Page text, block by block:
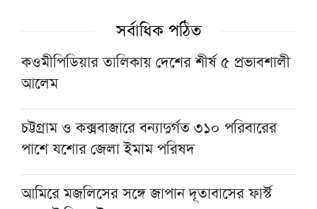
হজযাত্রীদের জন্য নতুন ছাতার নকশা আহ্বান সৌদি
হজ ও ওমরাহ মন্ত্রণালয়ের
আমিরে মজলিসের ‘জুলাই কেন আমাদের লড়াই?’
বইয়ের মোড়ক উন্মোচন
‘মানবরচিত তন্ত্রমন্ত্রে জুলাইয়ের প্রত্যাশা বাস্তবায়নের
আশা করা বোকামি’
সর্বাধিক পঠিত
কওমীপিডিয়ার তালিকায় দেশের শীর্ষ ৫ প্রভাবশালী
আলেম
চট্টগ্রাম ও কক্সবাজারে বন্যাদুর্গত ৩১০ পরিবারের
পাশে যশোর জেলা ইমাম পরিষদ
আমিরে মজলিসের সঙ্গে জাপান দূতাবাসের ফার্স্ট